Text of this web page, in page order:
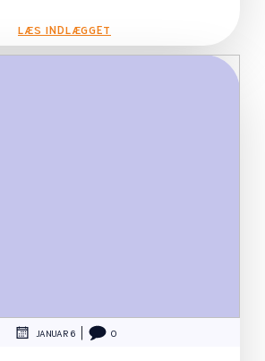
LÆS INDLÆGGET
JANUAR 6 0